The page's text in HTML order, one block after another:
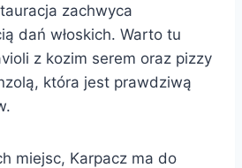
zachwyca
dań włoskich. Warto tu
z kozim serem oraz pizzy
która jest prawdziwą
miejsc, Karpacz ma do